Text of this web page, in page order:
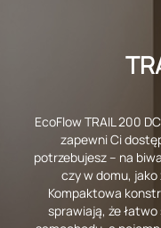
EcoFlow TRAIL 200
zapewni Ci
potrzebujesz – na
czy w domu,
Kompaktowa
sprawiają, że